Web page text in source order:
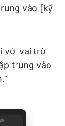
vào [kỹ
với vai trò
trung vào